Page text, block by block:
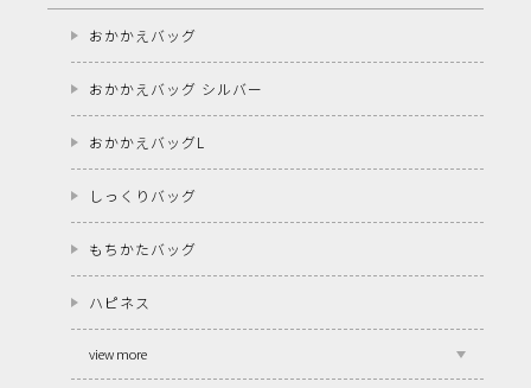
おかかえバッグ
おかかえバッグ シルバー
おかかえバッグL
しっくりバッグ
もちかたバッグ
ハピネス
view more